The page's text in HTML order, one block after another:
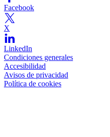
Facebook
X
LinkedIn
Condiciones generales
Accesibilidad
Avisos de privacidad
Política de cookies